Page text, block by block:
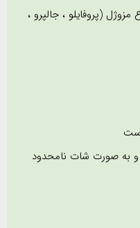
(پروفایلو ، جالپرو ،
و به صورت شات نامحدود